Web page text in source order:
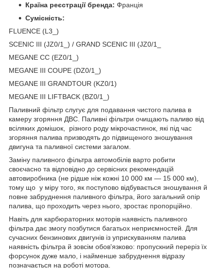
Країна реєстрації бренда: Франція
Сумісність:
FLUENCE (L3_)
SCENIC III (JZ0/1_) / GRAND SCENIC III (JZ0/1_
MEGANE CC (EZ0/1_)
MEGANE III COUPE (DZ0/1_)
MEGANE III GRANDTOUR (KZ0/1)
MEGANE III LIFTBACK (BZ0/1_)
Паливний фільтр слугує для подавання чистого палива в
камеру згоряння ДВС. Паливні фільтри очищають паливо від
всіляких домішок, різного роду мікрочастинок, які під час
згоряння палива призводять до підвищеного зношування
двигуна та паливної системи загалом.
Заміну паливного фільтра автомобілів варто робити
своєчасно та відповідно до сервісних рекомендацій
автовиробника (не рідше ніж кожні 10 000 км — 15 000 км),
тому що у міру того, як поступово відбувається зношування й
повне забруднення паливного фільтра, його загальний опір
палива, що проходить через нього, зростає пропорційно.
Навіть для карбюраторних моторів наявність паливного
фільтра дає змогу позбутися багатьох неприємностей. Для
сучасних бензинових двигунів із уприскуванням палива
наявність фільтра й зовсім обов'язково: пропускний переріз їх
форсунок дуже мало, і найменше забруднення відразу
позначається на роботі мотора.